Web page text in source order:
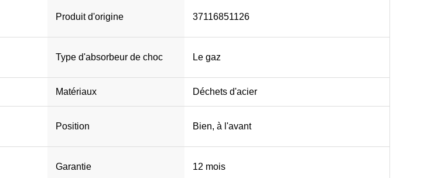
Produit d'origine 37116851126
Type d'absorbeur de choc Le gaz
Matériaux Déchets d'acier
Position Bien, à l'avant
Garantie 12 mois